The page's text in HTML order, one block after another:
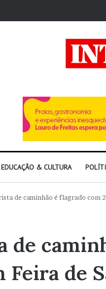
EDUCAÇÃO & CULTURA
de caminhão é flagrado com
de
Feira de